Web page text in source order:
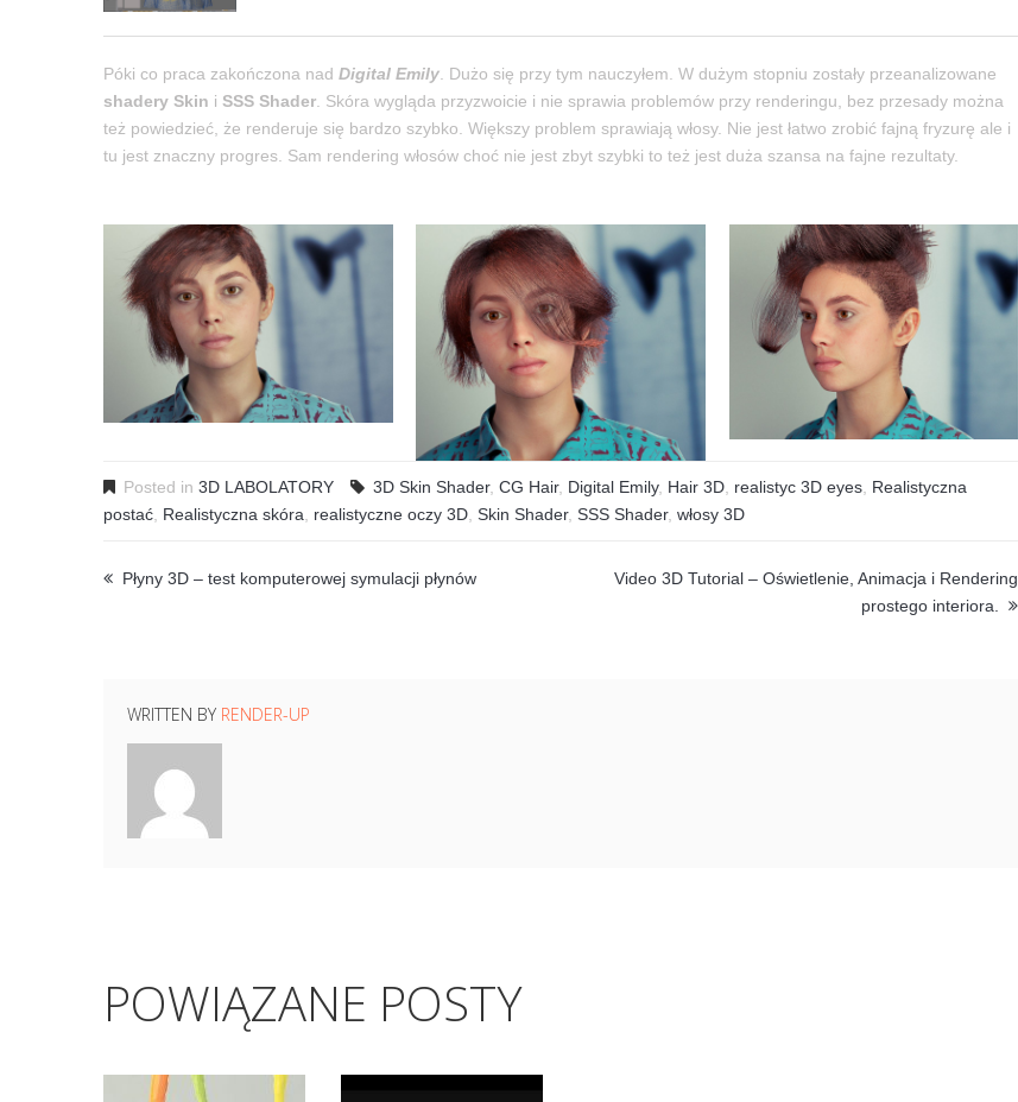
Póki co praca zakończona nad Digital Emily. Dużo się przy tym nauczyłem. W dużym stopniu zostały przeanalizowane
shadery Skin i SSS Shader. Skóra wygląda przyzwoicie i nie sprawia problemów przy renderingu, bez przesady można
też powiedzieć, że renderuje się bardzo szybko. Większy problem sprawiają włosy. Nie jest łatwo zrobić fajną fryzurę ale i
tu jest znaczny progres. Sam rendering włosów choć nie jest zbyt szybki to też jest duża szansa na fajne rezultaty.
Posted in 3D LABOLATORY 3D Skin Shader, CG Hair, Digital Emily, Hair 3D realistyc 3D eyes Realistyczna
postać Realistyczna skóra realistyczne oczy 3D Skin Shader, SSS Shader, włosy 3D
Płyny 3D – test komputerowej symulacji płynów
Video 3D Tutorial – Oświetlenie, Animacja i Rendering
prostego interiora.
WRITTEN BY RENDER-UP
POWIĄZANE POSTY